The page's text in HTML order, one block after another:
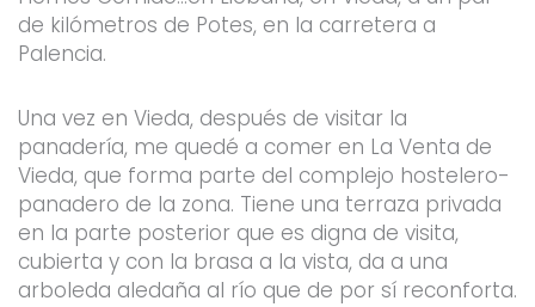
de kilómetros de Potes, en la carretera a
Palencia.
Una vez en Vieda, después de visitar la
panadería, me quedé a comer en La Venta de
Vieda, que forma parte del complejo hostelero-
panadero de la zona. Tiene una terraza privada
en la parte posterior que es digna de visita,
cubierta y con la brasa a la vista, da a una
arboleda aledaña al río que de por sí reconforta.